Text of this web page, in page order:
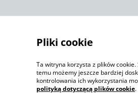
©2026Jelly Sketch Shop
Pliki cookie
Ta witryna korzysta z plików
temu możemy jeszcze bardziej
kontrolowania ich wykorzystania
polityką dotyczącą plików cookie.